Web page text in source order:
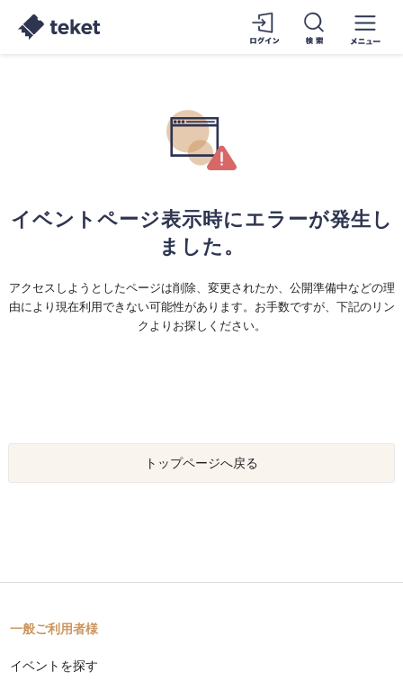
イベントページ表示時にエラーが発生し
ました。
アクセスしようとしたページは削除、変更されたか、公開準備中などの理
由により現在利用できない可能性があります。お手数ですが、下記のリン
クよりお探しください。
トップページへ戻る
一般ご利用者様
イベントを探す